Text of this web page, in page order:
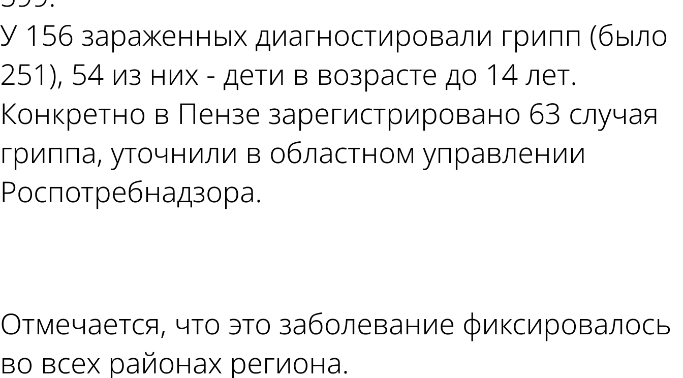
У 156 зараженных диагностировали грипп (было
251), 54 из них - дети в возрасте до 14 лет.
Конкретно в Пензе зарегистрировано 63 случая
гриппа, уточнили в областном управлении
Роспотребнадзора.
Отмечается, что это заболевание фиксировалось
во всех районах региона.